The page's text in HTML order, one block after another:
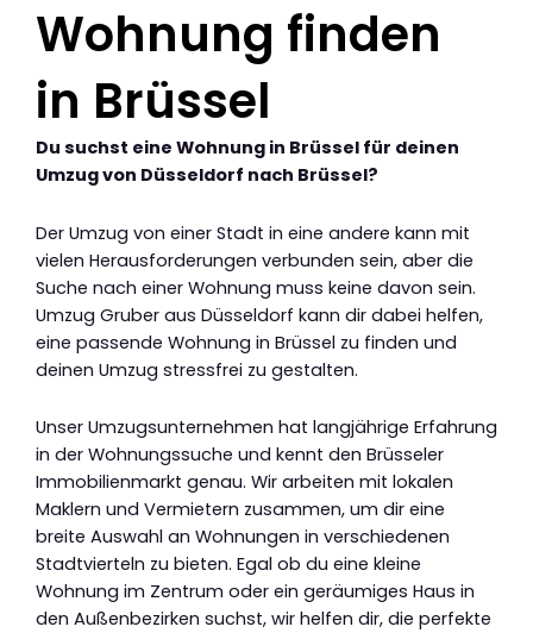
Wohnung finden
in Brüssel
Du suchst eine Wohnung in Brüssel für deinen
Umzug von Düsseldorf nach Brüssel?
Der Umzug von einer Stadt in eine andere kann mit
vielen Herausforderungen verbunden sein, aber die
Suche nach einer Wohnung muss keine davon sein.
Umzug Gruber aus Düsseldorf kann dir dabei helfen,
eine passende Wohnung in Brüssel zu finden und
deinen Umzug stressfrei zu gestalten.
Unser Umzugsunternehmen hat langjährige Erfahrung
in der Wohnungssuche und kennt den Brüsseler
Immobilienmarkt genau. Wir arbeiten mit lokalen
Maklern und Vermietern zusammen, um dir eine
breite Auswahl an Wohnungen in verschiedenen
Stadtvierteln zu bieten. Egal ob du eine kleine
Wohnung im Zentrum oder ein geräumiges Haus in
den Außenbezirken suchst, wir helfen dir, die perfekte